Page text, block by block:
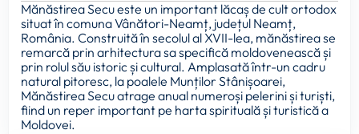
Mănăstirea Secu este un important lăcaș de cult ortodox
situat în comuna Vânători-Neamț, județul Neamț,
România. Construită în secolul al XVII-lea, mănăstirea se
remarcă prin arhitectura sa specifică moldovenească și
prin rolul său istoric și cultural. Amplasată într-un cadru
natural pitoresc, la poalele Munților Stânișoarei,
Mănăstirea Secu atrage anual numeroși pelerini și turiști,
fiind un reper important pe harta spirituală și turistică a
Moldovei.